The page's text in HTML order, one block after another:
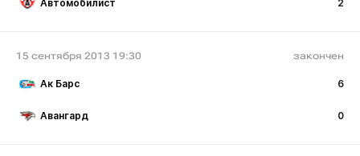
Автомобилист 2
15 сентября 2013 19:30 закончен
Ак Барс 6
Авангард 0